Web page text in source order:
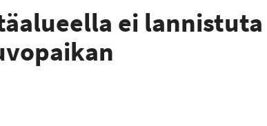
ei lannistuta